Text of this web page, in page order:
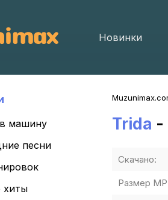
Новинки
машину
песни
хиты
Trida -
Скачано:
Размер